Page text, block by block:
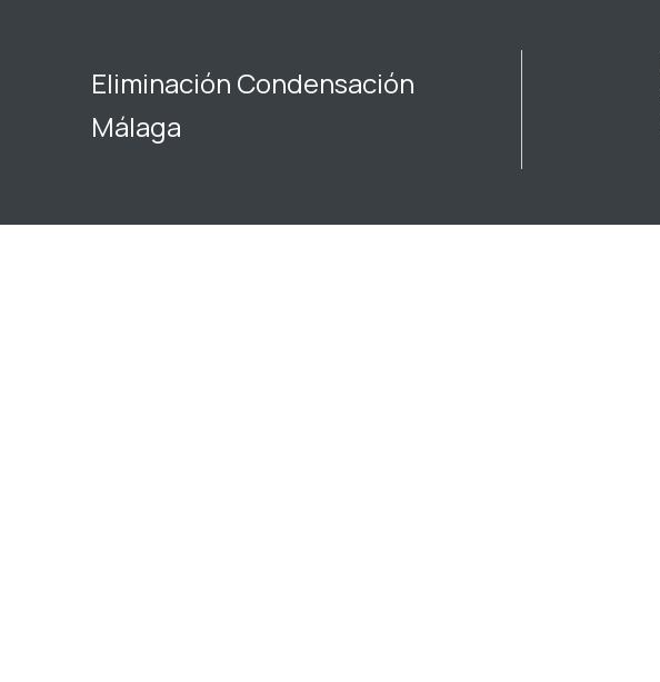
Eliminación Condensación
Málaga